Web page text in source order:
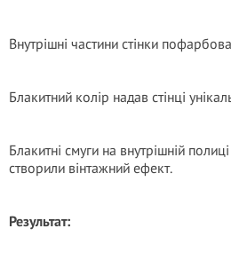
Внутрішні частини стінки
Блакитний колір надав стінці
Блакитні смуги на внутрішній
створили вінтажний ефект.
Результат: